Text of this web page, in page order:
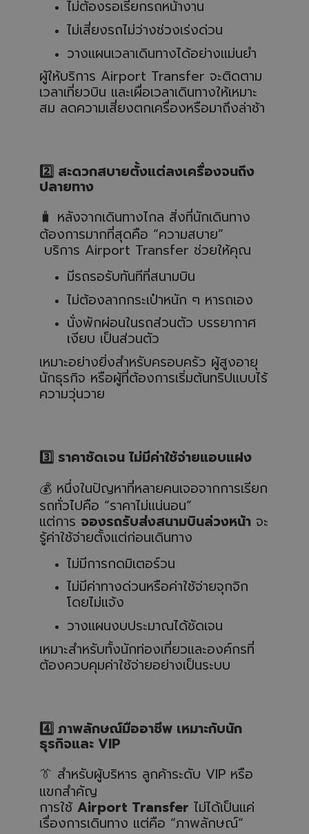
ไม่ต้องรอเรียกรถหน้างาน
ไม่เสี่ยงรถไม่ว่างช่วงเร่งด่วน
วางแผนเวลาเดินทางได้อย่างแม่นยำ
ผู้ให้บริการ Airport Transfer จะติดตาม
เวลาเที่ยวบิน และเผื่อเวลาเดินทางให้เหมาะ
สม ลดความเสี่ยงตกเครื่องหรือมาถึงล่าช้า
2️สะดวกสบายตั้งแต่ลงเครื่องจนถึง
ปลายทาง
🧳 หลังจากเดินทางไกล สิ่งที่นักเดินทาง
ต้องการมากที่สุดคือ “ความสบาย”
บริการ Airport Transfer ช่วยให้คุณ
มีรถรอรับทันทีที่สนามบิน
ไม่ต้องลากกระเป๋าหนัก ๆ หารถเอง
นั่งพักผ่อนในรถส่วนตัว บรรยากาศ
เงียบ เป็นส่วนตัว
เหมาะอย่างยิ่งสำหรับครอบครัว ผู้สูงอายุ
นักธุรกิจ หรือผู้ที่ต้องการเริ่มต้นทริปแบบไร้
ความวุ่นวาย
3️ราคาชัดเจน ไม่มีค่าใช้จ่ายแอบแฝง
💰หนึ่งในปัญหาที่หลายคนเจอจากการเรียก
รถทั่วไปคือ “ราคาไม่แน่นอน”
แต่การ จองรถรับส่งสนามบินล่วงหน้าจะ
รู้ค่าใช้จ่ายตั้งแต่ก่อนเดินทาง
ไม่มีการกดมิเตอร์วน
ไม่มีค่าทางด่วนหรือค่าใช้จ่ายจุกจิก
โดยไม่แจ้ง
วางแผนงบประมาณได้ชัดเจน
เหมาะสำหรับทั้งนักท่องเที่ยวและองค์กรที่
ต้องควบคุมค่าใช้จ่ายอย่างเป็นระบบ
4️ภาพลักษณ์มืออาชีพ เหมาะกับนัก
ธุรกิจและ VIP
👔 สำหรับผู้บริหาร ลูกค้าระดับ VIP หรือ
แขกสำคัญ
การใช้ Airport Transfer ไม่ได้เป็นแค่
เรื่องการเดินทาง แต่คือ “ภาพลักษณ์”